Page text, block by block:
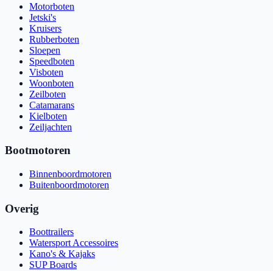
Motorboten
Jetski's
Kruisers
Rubberboten
Sloepen
Speedboten
Visboten
Woonboten
Zeilboten
Catamarans
Kielboten
Zeiljachten
Bootmotoren
Binnenboordmotoren
Buitenboordmotoren
Overig
Boottrailers
Watersport Accessoires
Kano's & Kajaks
SUP Boards